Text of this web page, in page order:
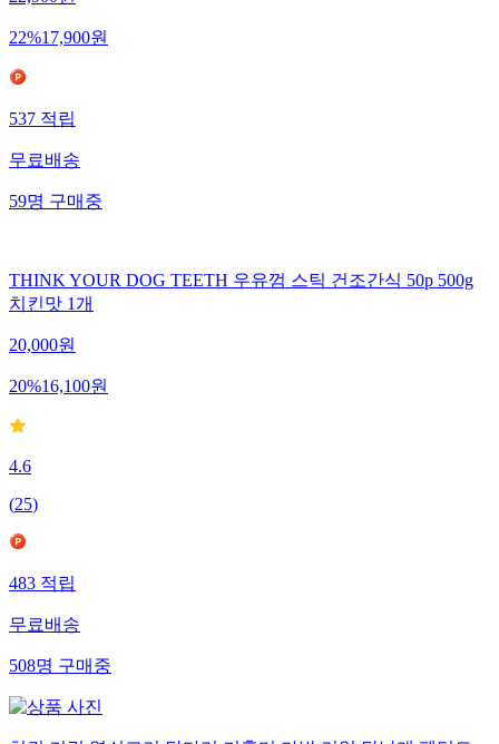
22%17,900원
537적립
무료배송
59명구매중
THINK YOUR DOG TEETH 우유껌 스틱 건조간식 50p 500g
치킨맛 1개
20,000원
20%16,100원
4.6
(25)
483적립
무료배송
508명구매중